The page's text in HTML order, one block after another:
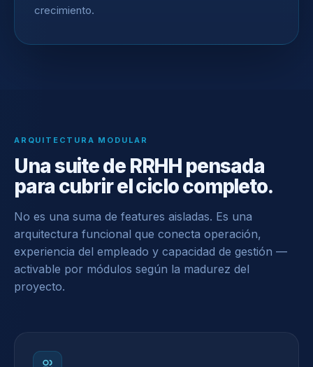
crecimiento.
ARQUITECTURA MODULAR
Una suite de RRHH pensada
para cubrir el ciclo completo.
No es una suma de features aisladas. Es una
arquitectura funcional que conecta operación,
experiencia del empleado y capacidad de gestión —
activable por módulos según la madurez del
proyecto.